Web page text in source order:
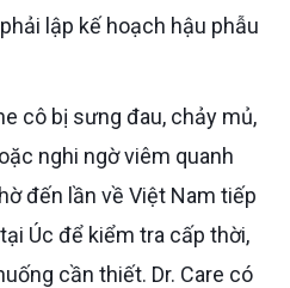
lập kế hoạch hậu phẫu
nghi ngờ viêm quanh
đến lần về Việt Nam tiếp
Úc để kiểm tra cấp thời,
cần thiết. Dr. Care có